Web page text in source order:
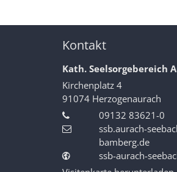
Kontakt
Kath. Seelsorgebereich
Kirchenplatz 4
91074 Herzogenaurach
09132 83621-0
ssb.aurach-
bamberg.de
ssb-aurach-